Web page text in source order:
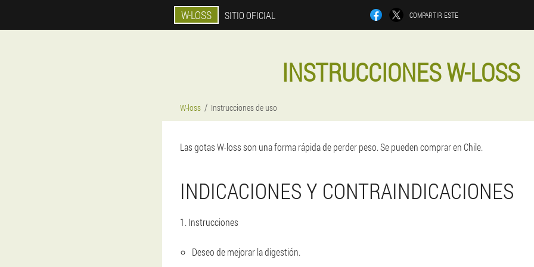
W-LOSS SITIO OFICIAL COMPARTIR ESTE
INSTRUCCIONES W-LOSS
W-loss Instrucciones de uso
Las gotas W-loss son una forma rápida de perder peso. Se pueden comprar en Chile.
INDICACIONES Y CONTRAINDICACIONES
1. Instrucciones
Deseo de mejorar la digestión.